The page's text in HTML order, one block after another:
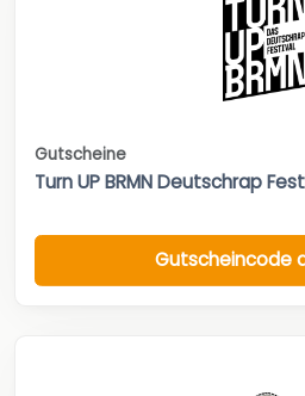
Gutscheine
Turn UP BRMN Deutschrap
Gutscheincode